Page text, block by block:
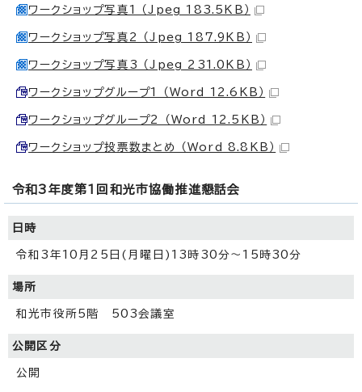
ワークショップ写真1 （Jpeg 183.5KB）
ワークショップ写真2 （Jpeg 187.9KB）
ワークショップ写真3 （Jpeg 231.0KB）
ワークショップグループ1 （Word 12.6KB）
ワークショップグループ2 （Word 12.5KB）
ワークショップ投票数まとめ （Word 8.8KB）
令和3年度第1回和光市協働推進懇話会
日時
令和3年10月25日(月曜日)13時30分～15時30分
場所
和光市役所5階 503会議室
公開区分
公開